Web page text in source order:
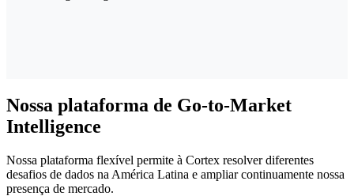
Nossa plataforma de Go-to-Market
Intelligence
Nossa plataforma flexível permite à Cortex resolver diferentes